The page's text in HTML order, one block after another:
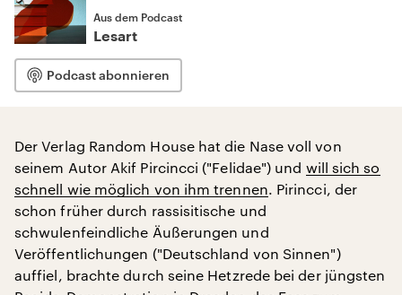
Aus dem Podcast
Lesart
Podcast abonnieren
Der Verlag Random House hat die Nase voll von
seinem Autor Akif Pircincci ("Felidae") und will sich so
schnell wie möglich von ihm trennen. Pirincci, der
schon früher durch rassisitische und
schwulenfeindliche Äußerungen und
Veröffentlichungen ("Deutschland von Sinnen")
auffiel, brachte durch seine Hetzrede bei der jüngsten